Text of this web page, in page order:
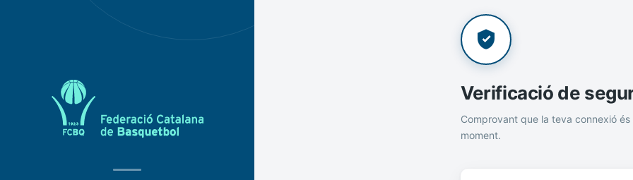
Verificació de
Comprovant que la teva connexió és
moment.